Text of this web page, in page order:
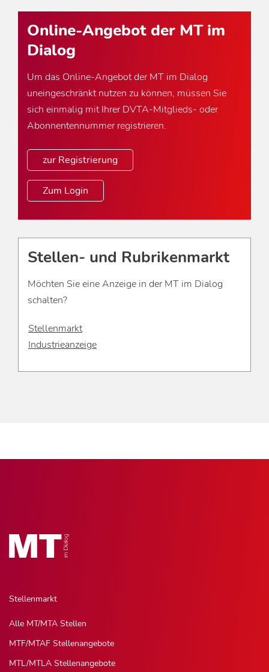
Online-Angebot der MT im
Dialog
Um das Online-Angebot der MT im Dialog
uneingeschränkt nutzen zu können, müssen Sie
sich einmalig mit Ihrer DVTA-Mitglieds- oder
Abonnentennummer registrieren.
zur Registrierung
Zum Login
Stellen- und Rubrikenmarkt
Möchten Sie eine Anzeige in der MT im Dialog
schalten?
Stellenmarkt
Industrieanzeige
Stellenmarkt
Alle MT/MTA Stellen
MTF/MTAF Stellenangebote
MTL/MTLA Stellenangebote